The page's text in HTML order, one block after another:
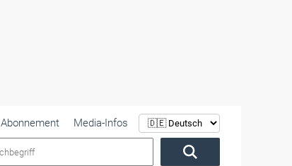
Abonnement
Media-Infos